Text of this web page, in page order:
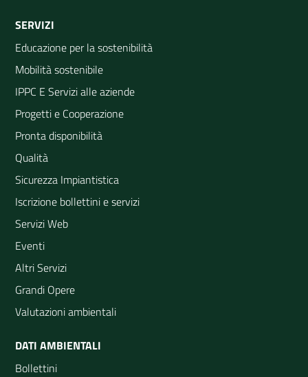
SERVIZI
Educazione per la sostenibilità
Mobilità sostenibile
IPPC E Servizi alle aziende
Progetti e Cooperazione
Pronta disponibilità
Qualità
Sicurezza Impiantistica
Iscrizione bollettini e servizi
Servizi Web
Eventi
Altri Servizi
Grandi Opere
Valutazioni ambientali
DATI AMBIENTALI
Bollettini